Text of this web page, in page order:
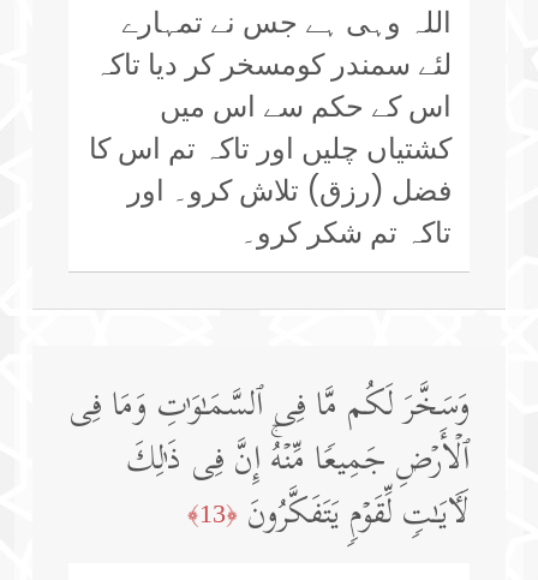
اللہ وہی ہے جس نے تمہارے
لئے سمندر کومسخر کر دیا تاکہ
اس کے حکم سے اس میں
کشتیاں چلیں اور تاکہ تم اس کا
فضل (رزق) تلاش کرو۔ اور
تاکہ تم شکر کرو۔
وَسَخَّرَ لَكُم مَّا فِی ٱلسَّمَـٰوَ ٰ⁠تِ وَمَا فِی
ٱلۡأَرۡضِ جَمِیعࣰا مِّنۡهُۚ إِنَّ فِی ذَ ٰ⁠لِكَ
لَـَٔایَـٰتࣲ لِّقَوۡمࣲ یَتَفَكَّرُونَ ﴿13﴾